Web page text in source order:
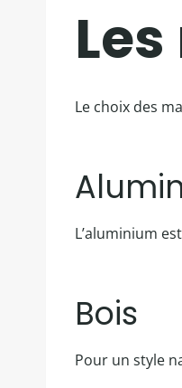
Le choix des
L’aluminium
Bois
Pour un style